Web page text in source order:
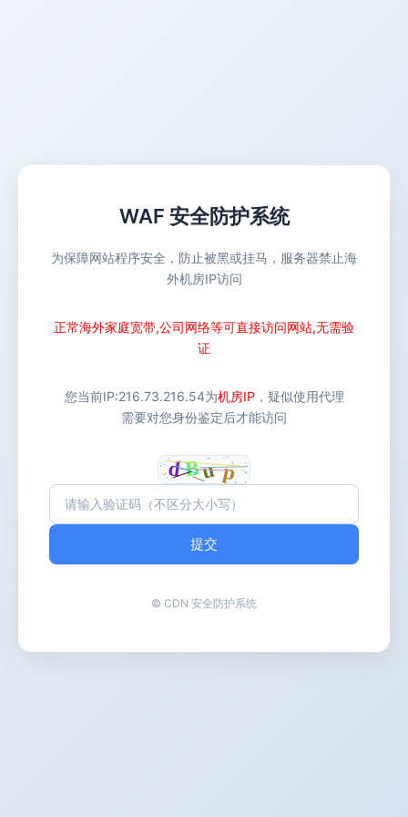
WAF 安全防护系统
为保障网站程序安全，防止被黑或挂马，服务器禁止海
外机房IP访问
正常海外家庭宽带,公司网络等可直接访问网站,无需验
证
您当前IP:216.73.216.54为机房IP ，疑似使用代理
需要对您身份鉴定后才能访问
提交
© CDN 安全防护系统